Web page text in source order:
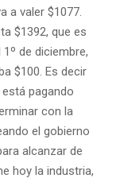
a valer $1077.
$1392, que es
de diciembre,
$100. Es decir
pagando
con la
el gobierno
alcanzar de
hoy la industria,